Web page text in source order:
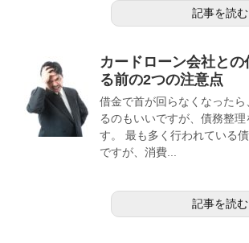
記事を読む
カードローン会社と
る前の2つの注意点
借金で首が回らなくなった
るのもいいですが、債務整
す。 最も多く行われている
ですが、消費...
記事を読む